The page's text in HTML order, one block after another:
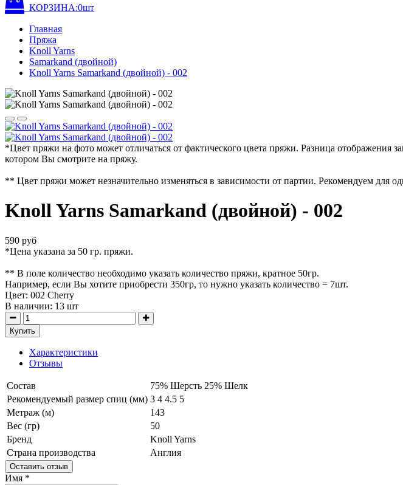
КОРЗИНА:0шт
Главная
Пряжа
Knoll Yarns
Samarkand (двойной)
Knoll Yarns Samarkand (двойной) - 002
*Цвет пряжи на фото может отличаться от фактического цвета пряжи. Разница отображения
котором Вы смотрите на пряжу.
** Цвет пряжи может незначительно изменяться в зависимости от партии. Рекомендуем для
Knoll Yarns Samarkand (двойной) - 002
590 руб
*Цена указана за 50 гр. пряжи.
** В поле количество необходимо указать количество пряжи, кратное 50гр.
Например, если Вы хотите приобрести 350гр, то нужно указать количество = 7шт.
Цвет: 002 Cherry
В наличии: 13 шт
Купить
Характеристики
Отзывы
Состав 75% Шерсть 25% Шелк
Рекомендуемый размер спиц (мм) 3 4 4.5 5
Метраж (м)
143
Вес (гр)
50
Бренд
Knoll Yarns
Страна производства
Англия
Оставить отзыв
Имя *